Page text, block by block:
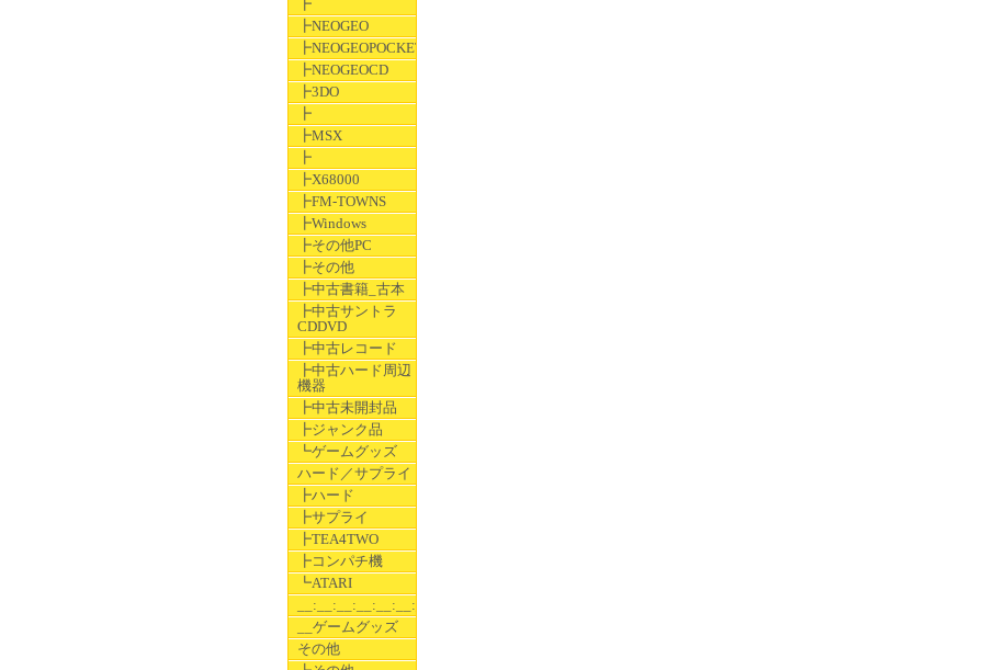
┣
┣NEOGEO
┣NEOGEOPOCKET
┣NEOGEOCD
┣3DO
┣
┣MSX
┣
┣X68000
┣FM-TOWNS
┣Windows
┣その他PC
┣その他
┣中古書籍_古本
┣中古サントラ
CDDVD
┣中古レコード
┣中古ハード周辺
機器
┣中古未開封品
┣ジャンク品
┗ゲームグッズ
ハード／サプライ
┣ハード
┣サプライ
┣TEA4TWO
┣コンパチ機
┗ATARI
__:__:__:__:__:__:__
__ゲームグッズ
その他